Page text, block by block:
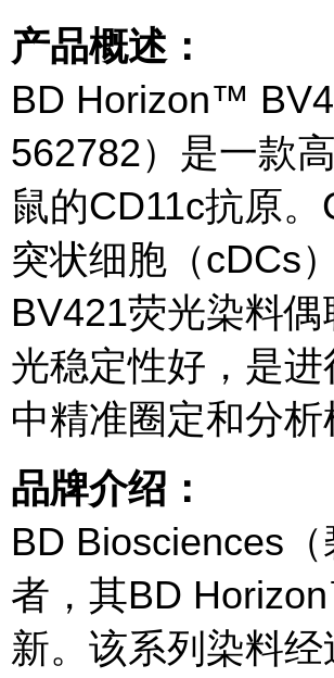
产品概述：
BD Horizon™
562782）是一款
鼠的CD11c抗原
突状细胞（cDCs
BV421荧光染料
光稳定性好，是
中精准圈定和分
品牌介绍：
BD Biosciences
者，其BD
新。该系列染料